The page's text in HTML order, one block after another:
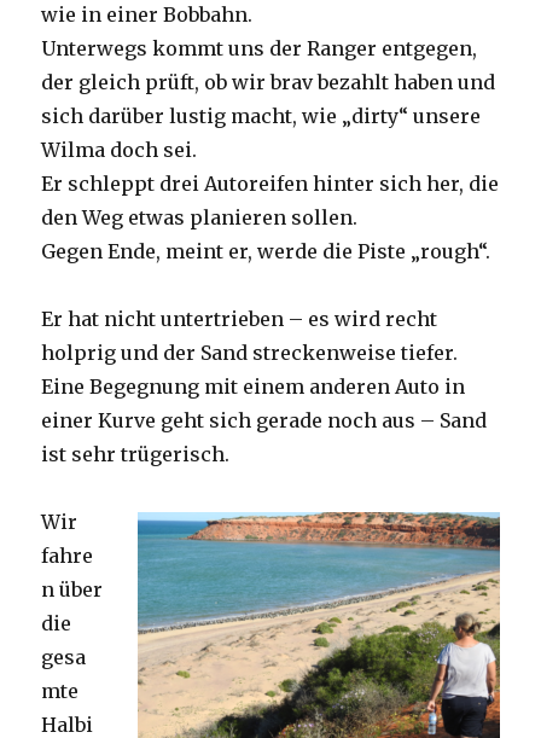
wie in einer Bobbahn.
Unterwegs kommt uns der Ranger entgegen,
der gleich prüft, ob wir brav bezahlt haben und
sich darüber lustig macht, wie „dirty“ unsere
Wilma doch sei.
Er schleppt drei Autoreifen hinter sich her, die
den Weg etwas planieren sollen.
Gegen Ende, meint er, werde die Piste „rough“.
Er hat nicht untertrieben – es wird recht
holprig und der Sand streckenweise tiefer.
Eine Begegnung mit einem anderen Auto in
einer Kurve geht sich gerade noch aus – Sand
ist sehr trügerisch.
Wir
fahre
n über
die
gesa
mte
Halbi